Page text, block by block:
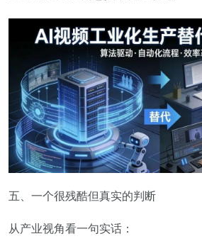
五、一个很残酷但真实的判断
从产业视角看一句实话：